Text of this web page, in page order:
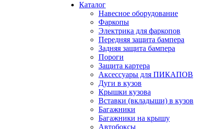
Каталог
Навесное оборудование
Фаркопы
Электрика для фаркопов
Передняя защита бампера
Задняя защита бампера
Пороги
Защита картера
Аксессуары для ПИКАПОВ
Дуги в кузов
Крышки кузова
Вставки (вкладыши) в кузов
Багажники
Багажники на крышу
Автобоксы